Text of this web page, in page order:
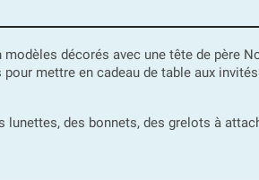
décorés avec une tête de père
mettre en cadeau de table aux
des bonnets, des grelots à